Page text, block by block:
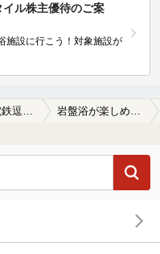
イル株主優待のご案
施設に行こう！対象施設が
京浜急行電鉄逗子線 岩盤浴が楽しめる京浜急行電鉄逗子線周辺の温泉、日帰り温泉、スーパー銭湯を探す